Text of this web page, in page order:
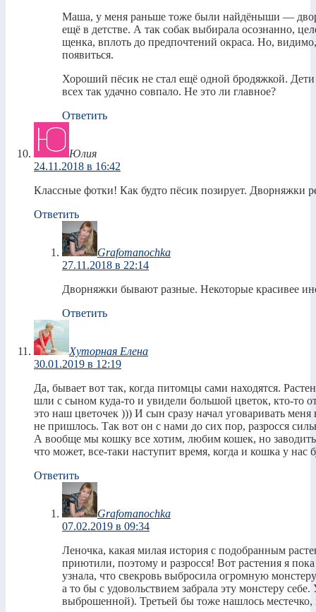
Маша, у меня раньше тоже были найдёныши —
ещё в детстве. А так собак выбирала осознанно,
щенка, вплоть до предпочтений окраса. Но,
появиться.
Хороший пёсик не стал ещё одной бродяжкой.
всех так удачно совпало. Не это ли главное?
Ответить
Юлия
24.11.2018 в 16:42
Классные фотки! Как будто пёсик позирует. Дворняжки
Ответить
Grafomanochka
27.11.2018 в 22:14
Дворняжки бывают разные. Некоторые красивее
Ответить
Хуторная Елена
30.01.2019 в 12:19
Да, бывает вот так, когда питомцы сами находятся.
шли с сыном куда-то и увидели большой цветок, кто-то
это наш цветочек ))) И сын сразу начал уговаривать меня
не пришлось. Так вот он с нами до сих пор, разросся
А вообще мы кошку все хотим, любим кошек, но
что может, все-таки наступит время, когда и кошка у нас
Ответить
Grafomanochka
07.02.2019 в 09:34
Леночка, какая милая история с подобранным
приютили, поэтому и разросся! Вот растения я
узнала, что свекровь выбросила огромную
а то бы с удовольствием забрала эту монстеру
выброшенной). Третьей бы тоже нашлось